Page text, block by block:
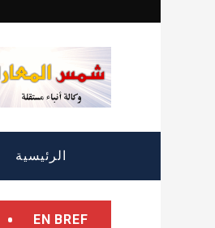
content
الرئيسية
EN BREF